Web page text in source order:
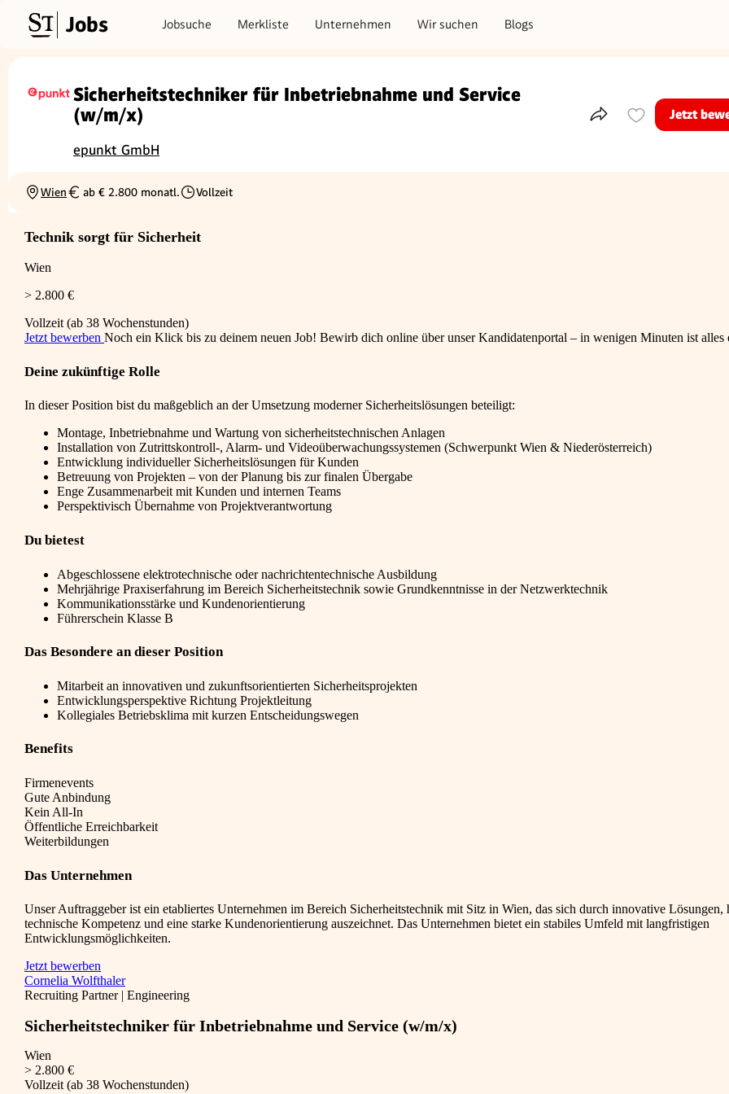
Jobs Jobsuche Merkliste Unternehmen Wir suchen Blogs
Sicherheitstechniker für Inbetriebnahme und Service
(w/m/x)
epunkt GmbH
Teile dieses Inserat
Jetzt
Ortschaft
Wien
Gehalt
ab € 2.800 monatl.
Beschäftigungsart
Vollzeit
Technik sorgt für Sicherheit
Wien
> 2.800 €
Vollzeit (ab 38 Wochenstunden)
Jetzt bewerben Noch ein Klick bis zu deinem neuen Job! Bewirb dich online über unser Kandidatenportal – in wenigen Minuten ist alles
Deine zukünftige Rolle
In dieser Position bist du maßgeblich an der Umsetzung moderner Sicherheitslösungen beteiligt:
Montage, Inbetriebnahme und Wartung von sicherheitstechnischen Anlagen
Installation von Zutrittskontroll-, Alarm- und Videoüberwachungssystemen (Schwerpunkt Wien & Niederösterreich)
Entwicklung individueller Sicherheitslösungen für Kunden
Betreuung von Projekten – von der Planung bis zur finalen Übergabe
Enge Zusammenarbeit mit Kunden und internen Teams
Perspektivisch Übernahme von Projektverantwortung
Du bietest
Abgeschlossene elektrotechnische oder nachrichtentechnische Ausbildung
Mehrjährige Praxiserfahrung im Bereich Sicherheitstechnik sowie Grundkenntnisse in der Netzwerktechnik
Kommunikationsstärke und Kundenorientierung
Führerschein Klasse B
Das Besondere an dieser Position
Mitarbeit an innovativen und zukunftsorientierten Sicherheitsprojekten
Entwicklungsperspektive Richtung Projektleitung
Kollegiales Betriebsklima mit kurzen Entscheidungswegen
Benefits
Firmenevents
Gute Anbindung
Kein All-In
Öffentliche Erreichbarkeit
Weiterbildungen
Das Unternehmen
Unser Auftraggeber ist ein etabliertes Unternehmen im Bereich Sicherheitstechnik mit Sitz in Wien, das sich durch innovative Lösungen,
technische Kompetenz und eine starke Kundenorientierung auszeichnet. Das Unternehmen bietet ein stabiles Umfeld mit langfristigen
Entwicklungsmöglichkeiten.
Jetzt bewerben
Cornelia Wolfthaler
Recruiting Partner | Engineering
Sicherheitstechniker für Inbetriebnahme und Service (w/m/x)
Wien
> 2.800 €
Vollzeit (ab 38 Wochenstunden)